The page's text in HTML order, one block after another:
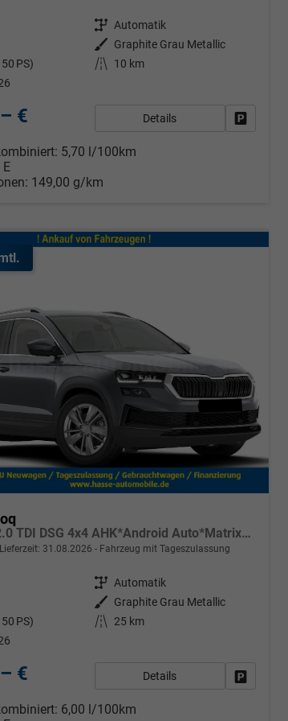
Getriebe Automatik
Außenfarbe
Graphite Grau Metallic
PS) Kilometerstand
10 km
€ Details
5,70 l/100km
E
149,00 g/km
Extra Plus 2.0 TDI DSG 4x4 AHK*Android Auto*Matrix*E-Heck*SHZ*ACC*Keyless*Kamera*17" LM* 2Z Klimaauto*SUNSET
31.08.2026 Fahrzeug mit Tageszulassung
Getriebe Automatik
Außenfarbe
Graphite Grau Metallic
PS) Kilometerstand
25 km
€ Details
6,00 l/100km